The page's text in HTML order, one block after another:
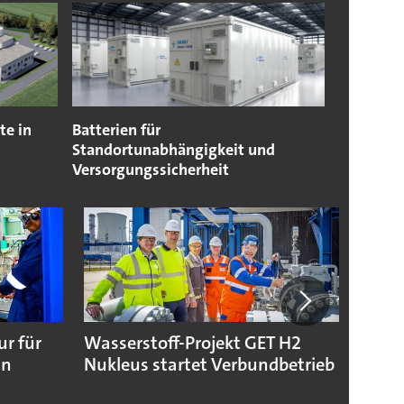
in
Batterien für
Standortunabhängigkeit und
Versorgungssicherheit
für
Wasserstoff-Projekt GET H2
Nukleus startet Verbundbetrieb